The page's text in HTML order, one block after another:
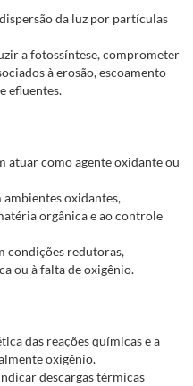
da luz por partículas
a fotossíntese, comprometer
à erosão, escoamento
efluentes.
atuar como agente oxidante ou
oxidantes,
orgânica e ao controle
condições redutoras,
ou à falta de oxigênio.
das reações químicas e a
oxigênio.
descargas térmicas